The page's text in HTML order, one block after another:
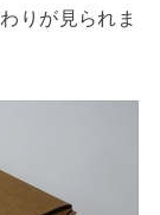
りが見られま